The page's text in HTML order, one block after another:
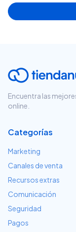
Encuentra las
online.
Categorías
Marketing
Canales de venta
Recursos extras
Comunicación
Seguridad
Pagos